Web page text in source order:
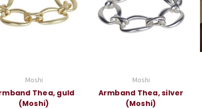
Moshi
Thea, guld
(Moshi)
Moshi
Armband Thea, silver
(Moshi)